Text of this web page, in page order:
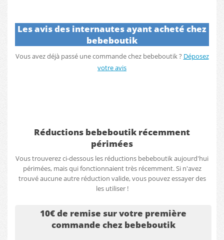
Les avis des internautes ayant acheté chez
bebeboutik
Vous avez déjà passé une commande chez bebeboutik ? Déposez
votre avis
Réductions bebeboutik récemment
périmées
Vous trouverez ci-dessous les réductions bebeboutik aujourd'hui
périmées, mais qui fonctionnaient très récemment. Si n'avez
trouvé aucune autre réduction valide, vous pouvez essayer des
les utiliser !
10€ de remise sur votre première
commande chez bebeboutik